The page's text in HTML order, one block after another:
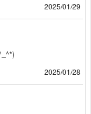
2025/01/29
2025/01/28